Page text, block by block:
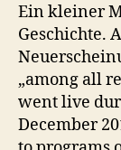
Ein kleiner
Geschichte.
„among all
went live
December